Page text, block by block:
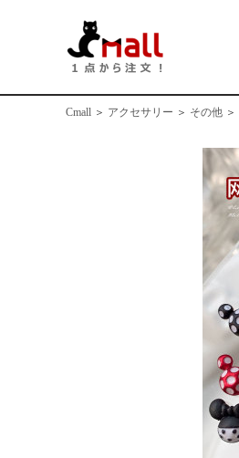
Cmall ＞ アクセサリー ＞ その他 ＞